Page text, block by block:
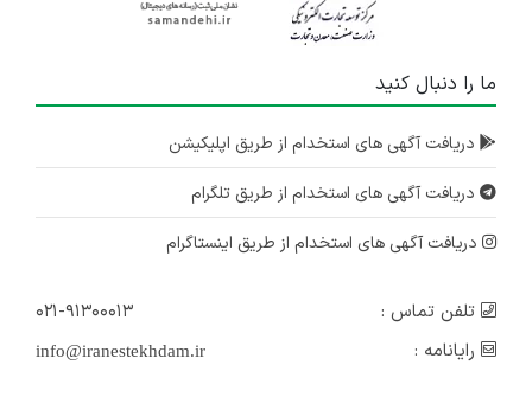
ما را دنبال کنید
دریافت آگهی های استخدام از طریق اپلیکیشن
دریافت آگهی های استخدام از طریق تلگرام
دریافت آگهی های استخدام از طریق اینستاگرام
تلفن تماس :
۰۲۱-۹۱۳۰۰۰۱۳
رایانامه :
info@iranestekhdam.ir